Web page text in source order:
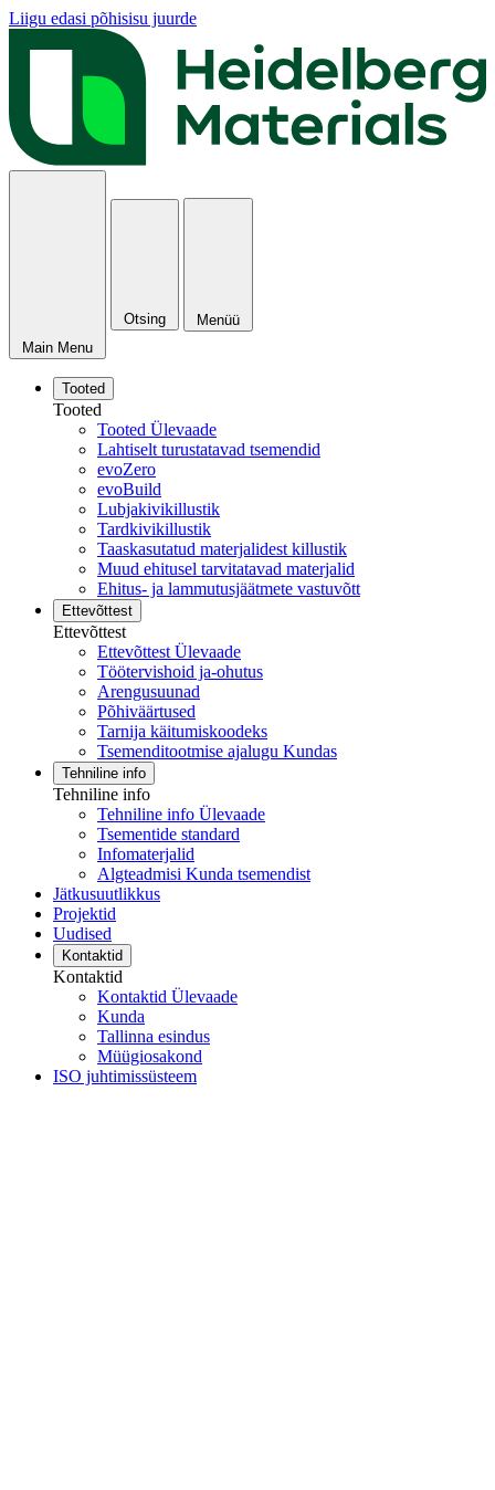
Liigu edasi põhisisu juurde
Main Menu
Otsing Menüü
Tooted
Tooted
Tooted Ülevaade
Lahtiselt turustatavad tsemendid
evoZero
evoBuild
Lubjakivikillustik
Tardkivikillustik
Taaskasutatud materjalidest killustik
Muud ehitusel tarvitatavad materjalid
Ehitus- ja lammutusjäätmete vastuvõtt
Ettevõttest
Ettevõttest
Ettevõttest Ülevaade
Töötervishoid ja-ohutus
Arengusuunad
Põhiväärtused
Tarnija käitumiskoodeks
Tsemenditootmise ajalugu Kundas
Tehniline info
Tehniline info
Tehniline info Ülevaade
Tsementide standard
Infomaterjalid
Algteadmisi Kunda tsemendist
Jätkusuutlikkus
Projektid
Uudised
Kontaktid
Kontaktid
Kontaktid Ülevaade
Kunda
Tallinna esindus
Müügiosakond
ISO juhtimissüsteem